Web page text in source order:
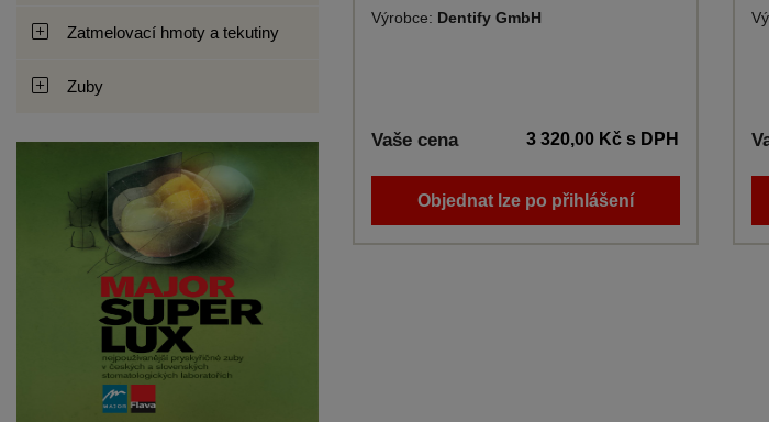
Zatmelovací hmoty a tekutiny
Zuby
Výrobce: Dentify GmbH
Vaše cena 3 320,00 Kčs DPH
Objednat lze po přihlášení